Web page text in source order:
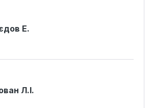
Е.
Л.І.